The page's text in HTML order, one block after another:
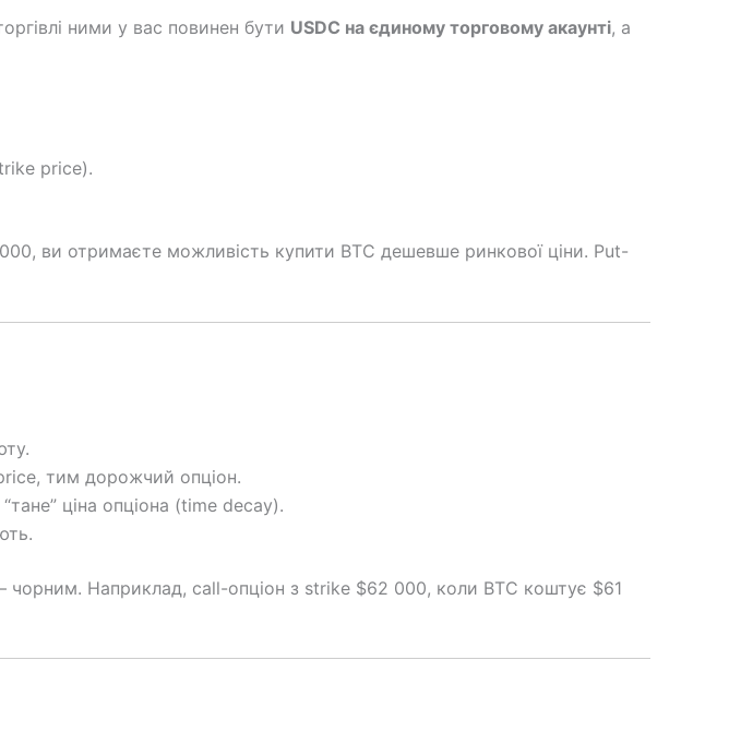
ними у вас повинен бути USDC на єдиному торговому акаунті, а
price).
ви отримаєте можливість купити BTC дешевше ринкової ціни. Put-
тим дорожчий опціон.
ціна опціона (time decay).
чорним. Наприклад, call-опціон з strike $62 000, коли BTC коштує $61